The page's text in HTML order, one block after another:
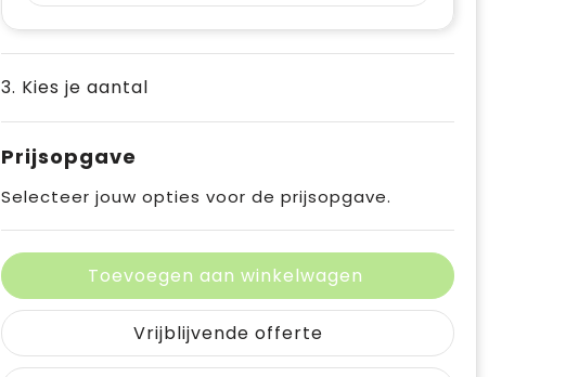
3. Kies je aantal
Prijsopgave
Selecteer jouw opties voor de prijsopgave.
Toevoegen aan winkelwagen
Vrijblijvende offerte